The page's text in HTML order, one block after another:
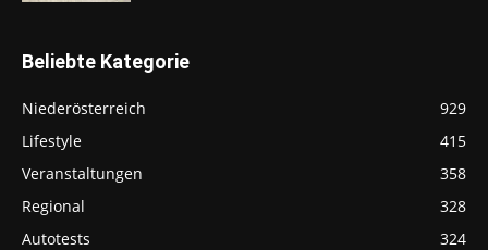
Beliebte Kategorie
Niederösterreich
929
Lifestyle
415
Veranstaltungen
358
Regional
328
Autotests
324